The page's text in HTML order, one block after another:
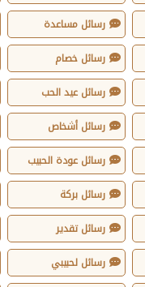
رسائل مساعدة
رسائل خصام
رسائل عيد الحب
رسائل أشخاص
رسائل عودة الحبيب
رسائل بركة
رسائل تقدير
رسائل لحبيبي